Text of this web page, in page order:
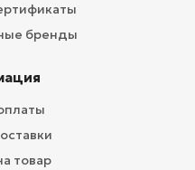
бренды
товар